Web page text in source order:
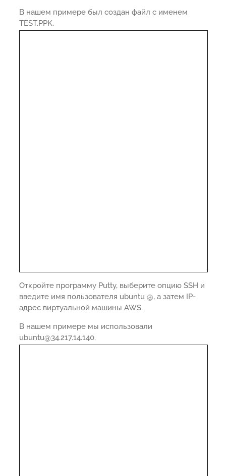
В нашем примере был создан файл с именем
TEST.PPK.
Откройте программу Putty, выберите опцию SSH и
введите имя пользователя ubuntu @, а затем IP-
адрес виртуальной машины AWS.
В нашем примере мы использовали
ubuntu@34.217.14.140.